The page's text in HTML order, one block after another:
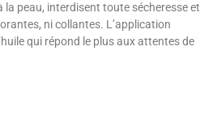
la peau, interdisent toute sécheresse et
ni collantes. L’application
qui répond le plus aux attentes de